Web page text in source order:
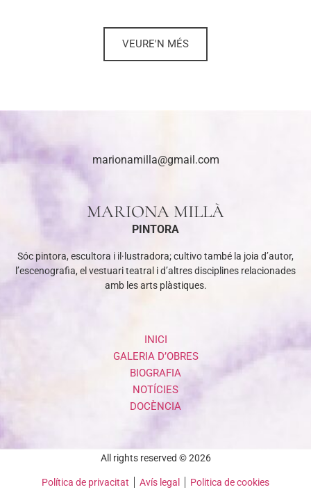
VEURE'N MÉS
marionamilla@gmail.com
MARIONA MILLÀ
PINTORA
Sóc pintora, escultora i il·lustradora; cultivo també la joia d’autor,
l’escenografia, el vestuari teatral i d’altres disciplines relacionades
amb les arts plàstiques.
INICI
GALERIA D’OBRES
BIOGRAFIA
NOTÍCIES
DOCÈNCIA
All rights reserved © 2026
Política de privacitat Avís legal Politica de cookies